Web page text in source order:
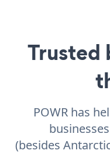
Trusted
POWR has
(besides